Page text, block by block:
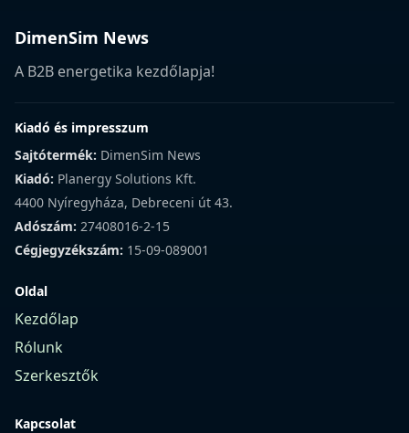
DimenSim News
A B2B energetika kezdőlapja!
Kiadó és impresszum
Sajtótermék: DimenSim News
Kiadó: Planergy Solutions Kft.
4400 Nyíregyháza, Debreceni út 43.
Adószám: 27408016-2-15
Cégjegyzékszám: 15-09-089001
Oldal
Kezdőlap
Rólunk
Szerkesztők
Kapcsolat